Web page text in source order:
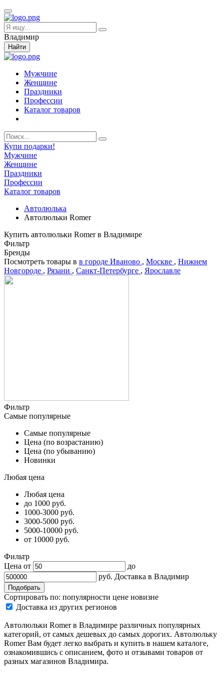
Владимир
Найти
Мужчине
Женщине
Праздники
Профессии
Каталог товаров
Купи подарки!
Мужчине
Женщине
Праздники
Профессии
Каталог товаров
Автолюлька
Автолюльки Romer
Купить автолюльки Romer в Владимире
Фильтр
Бренды
Посмотреть товары в в городе Иваново , Москве , Нижнем
Новгороде , Рязани , Санкт-Петербурге , Ярославле
Фильтр
Самые популярные
Самые популярные
Цена (по возрастанию)
Цена (по убыванию)
Новинки
Любая цена
Любая цена
до 1000 руб.
1000-3000 руб.
3000-5000 руб.
5000-10000 руб.
от 10000 руб.
Фильтр
Цена от
до
руб. Доставка в Владимир
Сортировать по: популярности цене новизне
Доставка из других регионов
Автолюльки Romer в Владимире различных популярных
категорий, от самых дешевых до самых дорогих. Автолюльку
Romer Вам будет легко выбрать и купить в нашем каталоге,
ознакомившись с описанием, фото и отзывами товаров от
разных магазинов Владимира.